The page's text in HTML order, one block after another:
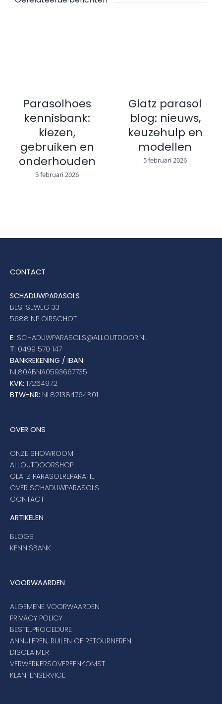
Parasolhoes
kennisbank:
kiezen,
gebruiken en
onderhouden
5 februari 2026
Glatz parasol
blog: nieuws,
keuzehulp en
modellen
5 februari 2026
CONTACT
SCHADUWPARASOLS
BESTSEWEG 33
5688 NP OIRSCHOT
E: SCHADUWPARASOLS@ALLOUTDOOR.NL
T: 0499 570 147
BANKREKENING / IBAN:
NL80ABNA0593667735
KVK: 17264972
BTW-NR: NL821384764B01
OVER ONS
ONZE SHOWROOM
ALLOUTDOORSHOP
GLATZ PARASOLREPARATIE
OVER SCHADUWPARASOLS
CONTACT
ARTIKELEN
BLOGS
KENNISBANK
VOORWAARDEN
ALGEMENE VOORWAARDEN
PRIVACY POLICY
BESTELPROCEDURE
ANNULEREN, RUILEN OF RETOURNEREN
DISCLAIMER
VERWERKERSOVEREENKOMST
KLANTENSERVICE